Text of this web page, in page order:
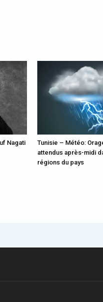
Nagati
Tunisie – Météo:
attendus après-midi
régions du pays